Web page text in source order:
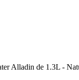
Alladin de 1.3L -